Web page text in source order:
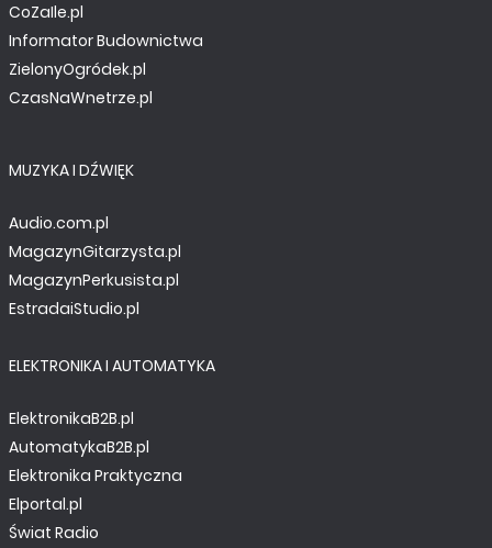
CoZaIle.pl
Informator Budownictwa
ZielonyOgródek.pl
CzasNaWnetrze.pl
MUZYKA I DŹWIĘK
Audio.com.pl
MagazynGitarzysta.pl
MagazynPerkusista.pl
EstradaiStudio.pl
ELEKTRONIKA I AUTOMATYKA
ElektronikaB2B.pl
AutomatykaB2B.pl
Elektronika Praktyczna
Elportal.pl
Świat Radio